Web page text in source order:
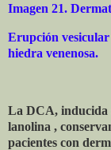
Imagen 21.
Erupción vesicular
hiedra venenosa.
La DCA, inducida
lanolina ,
pacientes con